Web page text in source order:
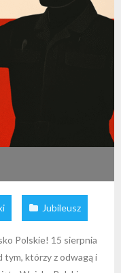
Jubileusz
Polskie! 15 sierpnia
tym, którzy z odwagą i